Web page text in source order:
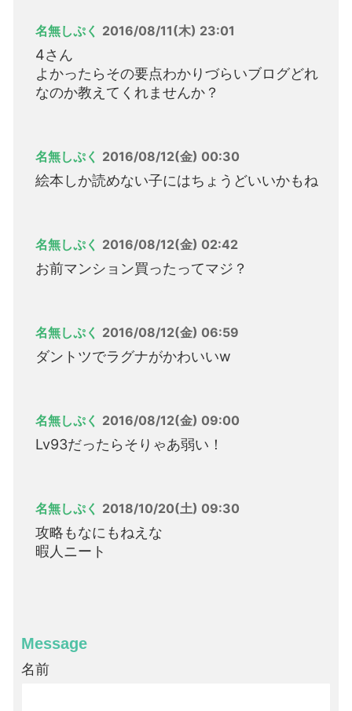
名無しぷく 2016/08/11(木) 23:01
4さん
よかったらその要点わかりづらいブログどれ
なのか教えてくれませんか？
名無しぷく 2016/08/12(金) 00:30
絵本しか読めない子にはちょうどいいかもね
名無しぷく 2016/08/12(金) 02:42
お前マンション買ったってマジ？
名無しぷく 2016/08/12(金) 06:59
ダントツでラグナがかわいいw
名無しぷく 2016/08/12(金) 09:00
Lv93だったらそりゃあ弱い！
名無しぷく 2018/10/20(土) 09:30
攻略もなにもねえな
暇人ニート
Message
名前